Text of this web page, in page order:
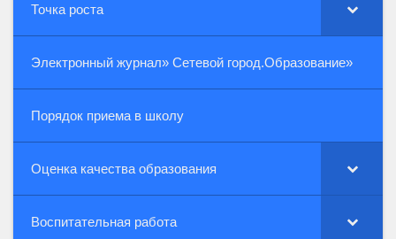
Точка роста
Электронный журнал» Сетевой город.Образование»
Порядок приема в школу
Оценка качества образования
Воспитательная работа